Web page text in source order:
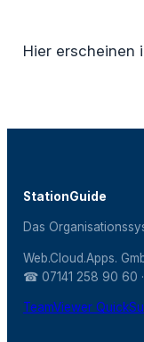
Hier erscheinen
StationGuide
Das
Web.Cloud.Apps.
☎ 07141 258 90 60
TeamViewer